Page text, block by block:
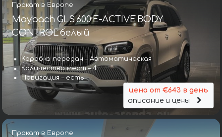
Прокат в Европе
Maybach GLS 600 E-ACTIVE BODY
CONTROL белый
Коробка передач – Автоматическая
Количество мест – 4
Навигация – есть
цена от €643 в день
описание и цены
Прокат в Европе